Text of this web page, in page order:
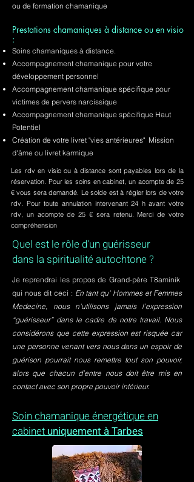
ou de formation chamanique
Prestations chamaniques à distance ou en visio
:
Soins chamaniques à distance.
Accompagnement chamanique pour votre
développement personnel
Accompagnement chamanique spécifique pour
victimes de pervers narcissique
Accompagnement chamanique spécifique Haut
Potentiel
Création de votre livret "vies antérieures" Mission
d'âme ou livret karmique
Les rdv en visio ou à distance sont payables lors de la
réservation. Pour les soins en cabinet, un acompte de 25
€ vous sera demandé. Le solde est à régler lors de votre
rdv. Pour toute annulation intervenant 24 h avant votre
rdv, un acompte de 25 € sera retenu. Merci de votre
compréhension
Quel est le rôle d'un guérisseur
dans la spiritualité autochtone ?
Je reprendrai les propos de Grand-père T8aminik
qui nous dit ceci : En tant qu' Hommes et Femmes
Medecine, nous n'utilisons jamais l’expression
“guérisseur” dans le cadre de notre travail. Nous
considérons que cette expression est risquée car
une personne venant vers nous dans un espoir de
guérison pourrait nous remettre tout son pouvoir,
alors que chacun d’entre nous doit être mis en
contact avec son propre pouvoir intérieur.
Soin chamanique énergétique en
cabinet uniquement à Tarbes